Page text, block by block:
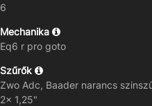
6
Mechanika
Eq6 r pro goto
Szűrők
Zwo Adc, Baader narancs
2x 1,25"